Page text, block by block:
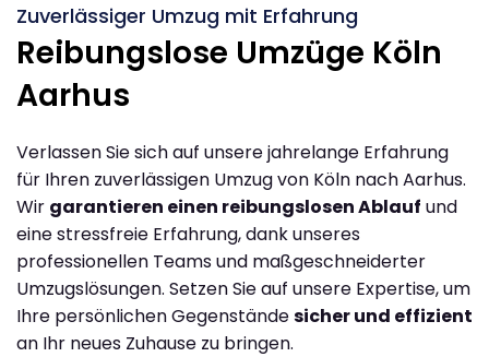
Zuverlässiger Umzug mit Erfahrung
Reibungslose Umzüge Köln
Aarhus
Verlassen Sie sich auf unsere jahrelange Erfahrung
für Ihren zuverlässigen Umzug von Köln nach Aarhus.
Wir garantieren einen reibungslosen Ablauf und
eine stressfreie Erfahrung, dank unseres
professionellen Teams und maßgeschneiderter
Umzugslösungen. Setzen Sie auf unsere Expertise, um
Ihre persönlichen Gegenständesicher und effizient
an Ihr neues Zuhause zu bringen.